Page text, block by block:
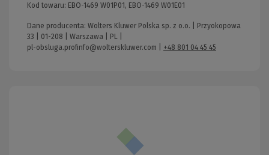
Kod towaru: EBO-1469 W01P01, EBO-1469 W01E01
Dane producenta: Wolters Kluwer Polska sp. z o.o. | Przyokopowa
33 | 01-208 | Warszawa | PL |
pl-obsluga.profinfo@wolterskluwer.com
+48 801 04 45 45